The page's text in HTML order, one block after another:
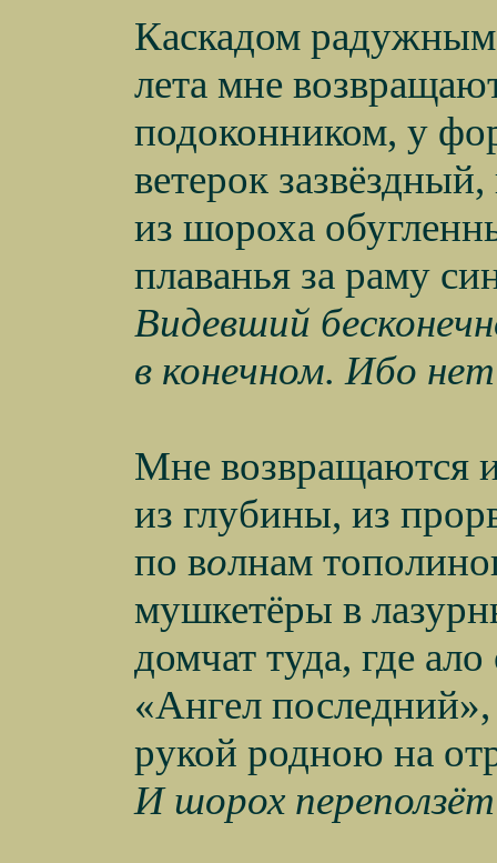
Каскадом
лета мне
подоконником, у
ветерок
из шороха
плаванья за раму
Видевший
в конечном. Ибо нет
Мне возвращаются
из глубины, из
по волнам
мушкетёры в
домчат туда, где
«Ангел
рукой родною на
И шорох